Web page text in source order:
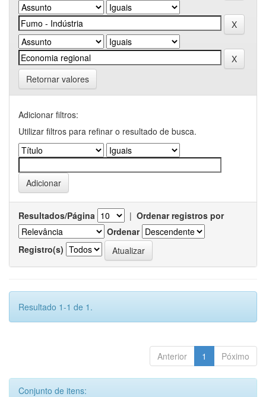
Retornar valores
Adicionar filtros:
Utilizar filtros para refinar o resultado de busca.
Resultados/Página | Ordenar registros por
Ordenar
Registro(s)
Resultado 1-1 de 1.
Anterior 1 Póximo
Conjunto de itens: